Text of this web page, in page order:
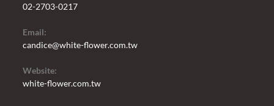
02-2703-0217
Email:
candice@white-flower.com.tw
Website:
white-flower.com.tw